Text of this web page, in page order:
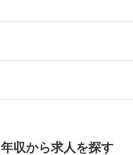
年収から求人を探す